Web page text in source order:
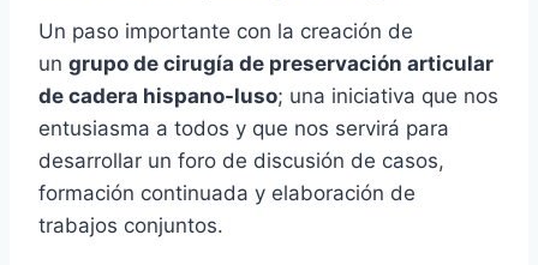
Un paso importante con la creación de
un grupo de cirugía de preservación articular
de cadera hispano-luso; una iniciativa que nos
entusiasma a todos y que nos servirá para
desarrollar un foro de discusión de casos,
formación continuada y elaboración de
trabajos conjuntos.